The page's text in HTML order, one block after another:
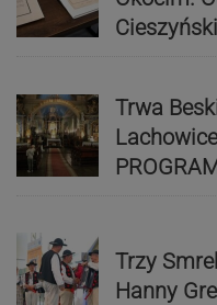
Trwa
Trzy
Hanny